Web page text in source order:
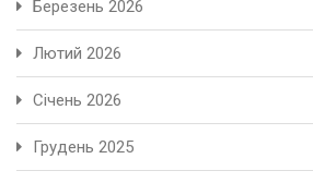
Березень 2026
Лютий 2026
Січень 2026
Грудень 2025